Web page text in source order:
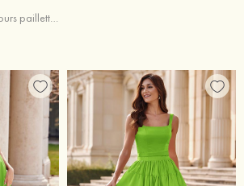
Trapèze une épaule velours paillettes ras du sol robe de bal